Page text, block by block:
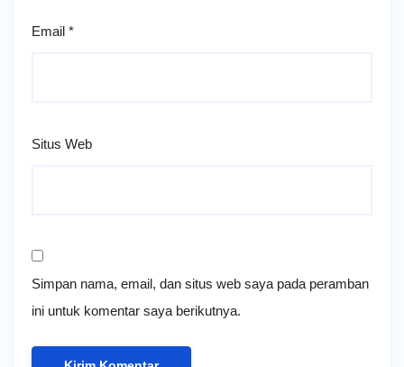
Email *
Situs Web
Simpan nama, email, dan situs web saya pada peramban
ini untuk komentar saya berikutnya.